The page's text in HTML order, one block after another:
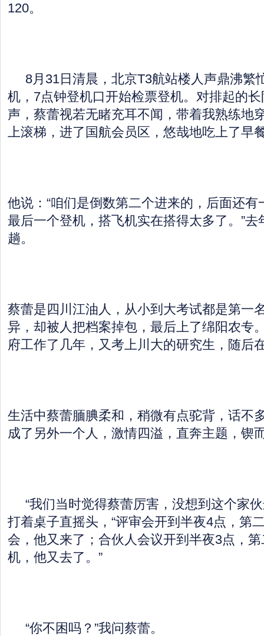
120。
8月31日清晨，北京T3航站楼人声鼎沸繁
机，7点钟登机口开始检票登机。对排起的长
声，蔡蕾视若无睹充耳不闻，带着我熟练地
上滚梯，进了国航会员区，悠哉地吃上了早
他说：“咱们是倒数第二个进来的，后面还
最后一个登机，搭飞机实在搭得太多了。”去
趟。
蔡蕾是四川江油人，从小到大考试都是第一
异，却被人把档案掉包，最后上了绵阳农专
府工作了几年，又考上川大的研究生，随后
生活中蔡蕾腼腆柔和，稍微有点驼背，话不
成了另外一个人，激情四溢，直奔主题，锲
“我们当时觉得蔡蕾厉害，没想到这个家伙
打着桌子直摇头，“评审会开到半夜4点，第
会，他又来了；合伙人会议开到半夜3点，
机，他又去了。”
“你不困吗？”我问蔡蕾。